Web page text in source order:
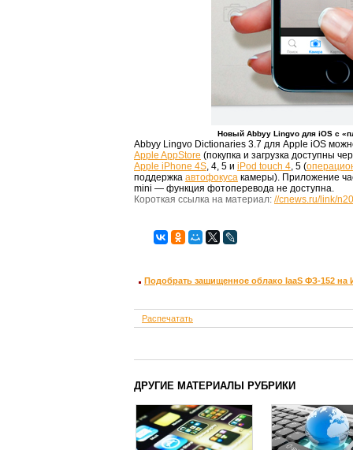
Новый Abbyy Lingvo для iOS с
Abbyy Lingvo Dictionaries 3.7 для Apple iOS
Apple AppStore (покупка и загрузка доступны
Apple iPhone 4S, 4, 5 и iPod touch 4, 5 (
поддержка автофокуса камеры). Приложение
mini — функция фотоперевода не доступна.
Короткая ссылка на материал: //cnews.ru/link/
Подобрать защищенное облако IaaS ФЗ-152 на
Распечатать
ДРУГИЕ МАТЕРИАЛЫ РУБРИКИ